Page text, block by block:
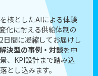
核としたAIによる体験
化に耐える供給体制の
間に凝縮してお届けし
決型の事例・対談を中
、KPI設計まで踏み込
とし込みます。